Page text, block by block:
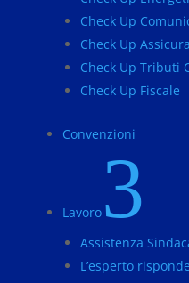
Check Up
Check Up
Check Up Tributi
Check Up Fiscale
Convenzioni
Lavoro 3
Assistenza
L’esperto risponde